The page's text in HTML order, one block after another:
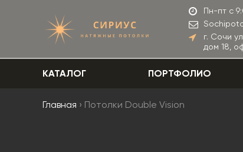
Пн-пт с
г. Сочи
дом 18,
КАТАЛОГ ПОРТФОЛИО
Главная › Потолки Double Vision